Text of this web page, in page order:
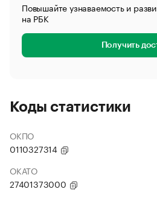
Повышайте узнаваемость и
на РБК
Получить
Коды статистики
ОКПО
0110327314
ОКАТО
27401373000